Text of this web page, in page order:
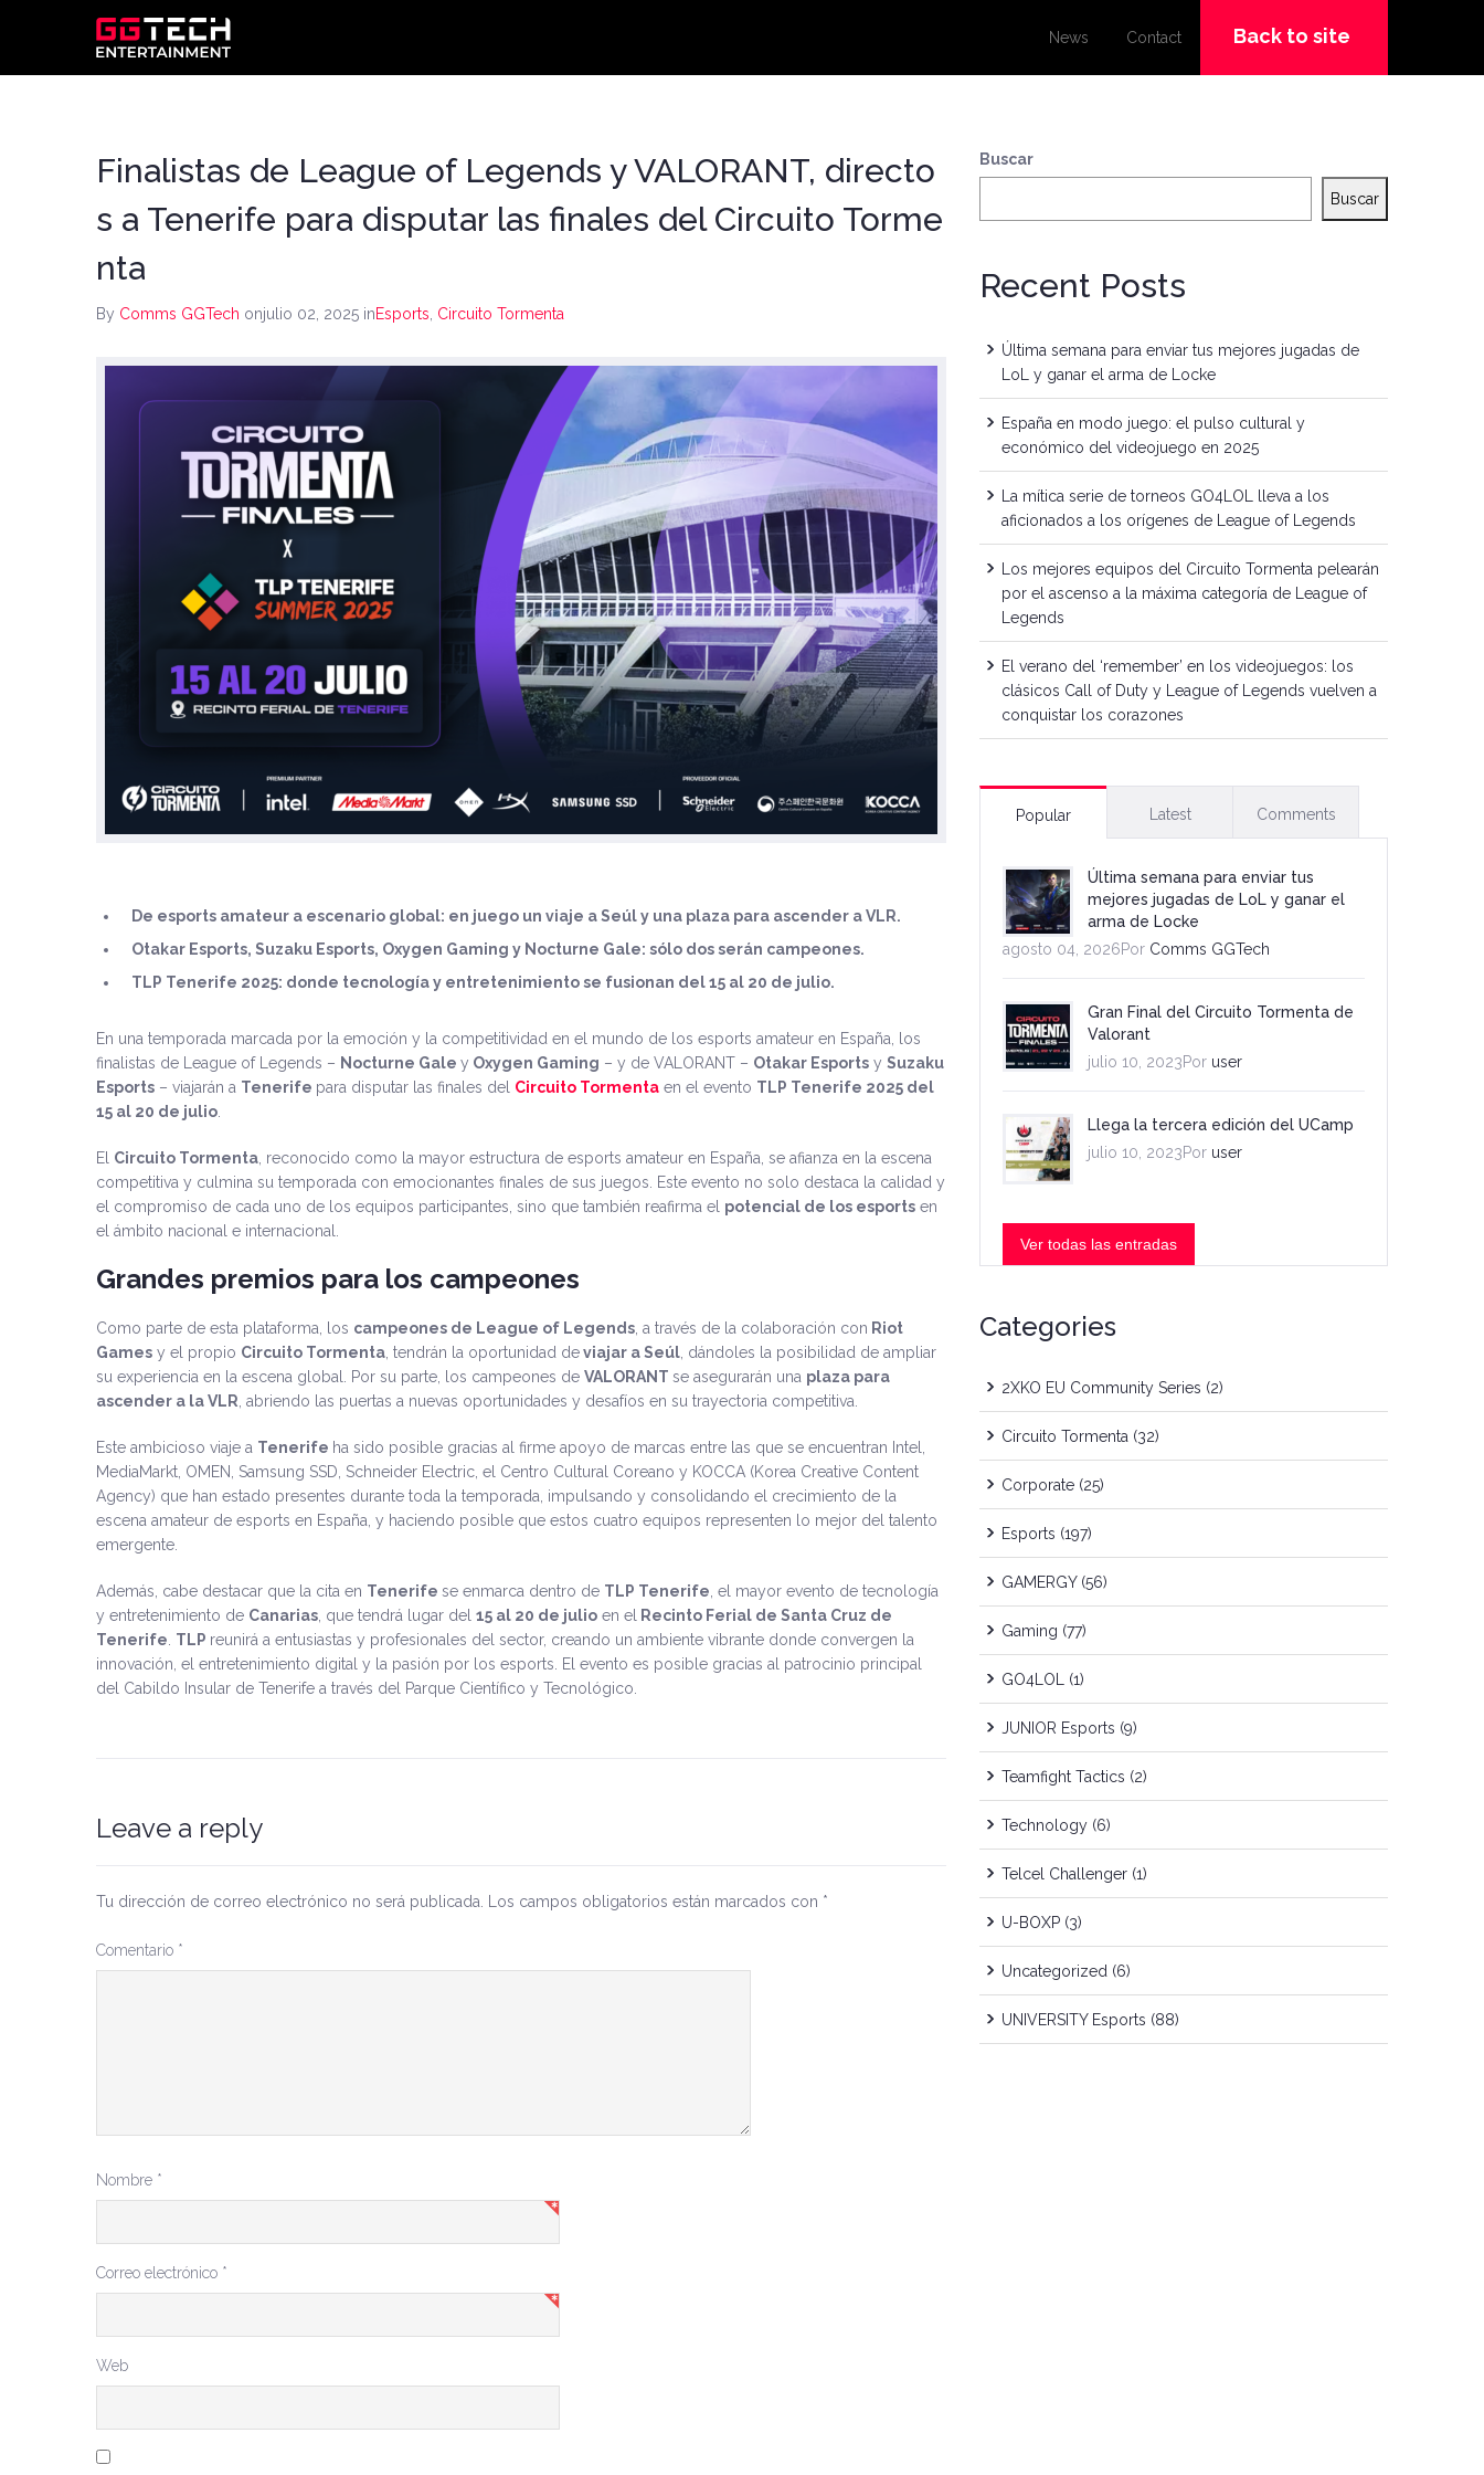
Back to site
News Contact
Finalistas de League of Legends y VALORANT, directo
s a Tenerife para disputar las finales del Circuito Torme
nta
By Comms GGTech onjulio 02, 2025 inEsports Circuito Tormenta
De esports amateur a escenario global: en juego un viaje a Seúl y una plaza para ascender a VLR.
Otakar Esports, Suzaku Esports, Oxygen Gaming y Nocturne Gale: sólo dos serán campeones.
TLP Tenerife 2025: donde tecnología y entretenimiento se fusionan del 15 al 20 de julio.
En una temporada marcada por la emoción y la competitividad en el mundo de los esports amateur en España, los
finalistas de League of Legends – Nocturne Gale y Oxygen Gaming – y de VALORANT – Otakar Esports y Suzaku
Esports – viajarán a Tenerife para disputar las finales del Circuito Tormenta en el evento TLP Tenerife 2025 del
15 al 20 de julio
El Circuito Tormenta , reconocido como la mayor estructura de esports amateur en España, se afianza en la escena
competitiva y culmina su temporada con emocionantes finales de sus juegos. Este evento no solo destaca la calidad y
el compromiso de cada uno de los equipos participantes, sino que también reafirma el potencial de los esports en
el ámbito nacional e internacional.
Grandes premios para los campeones
Como parte de esta plataforma, los campeones de League of Legends , a través de la colaboración con Riot
Games y el propio Circuito Tormenta , tendrán la oportunidad deviajar a Seúl , dándoles la posibilidad de ampliar
su experiencia en la escena global. Por su parte, los campeones de VALORANT se asegurarán una plaza para
ascender a la VLR , abriendo las puertas a nuevas oportunidades y desafíos en su trayectoria competitiva.
Este ambicioso viaje a Tenerife ha sido posible gracias al firme apoyo de marcas entre las que se encuentran Intel,
MediaMarkt, OMEN, Samsung SSD, Schneider Electric, el Centro Cultural Coreano y KOCCA (Korea Creative Content
Agency) que han estado presentes durante toda la temporada, impulsando y consolidando el crecimiento de la
escena amateur de esports en España, y haciendo posible que estos cuatro equipos representen lo mejor del talento
emergente.
Además, cabe destacar que la cita en Tenerife se enmarca dentro de TLP Tenerife , el mayor evento de tecnología
y entretenimiento de Canarias , que tendrá lugar del 15 al 20 de julio en el
Recinto Ferial de Santa Cruz de
Tenerife TLP reunirá a entusiastas y profesionales del sector, creando un ambiente vibrante donde convergen la
innovación, el entretenimiento digital y la pasión por los esports. El evento es posible gracias al patrocinio principal
del Cabildo Insular de Tenerife a través del Parque Científico y Tecnológico.
Leave a reply
Tu dirección de correo electrónico no será publicada. Los campos obligatorios están marcados con *
Comentario *
Nombre *
Correo electrónico *
Web
Buscar
Buscar
Recent Posts
Última semana para enviar tus mejores jugadas de
LoL y ganar el arma de Locke
España en modo juego: el pulso cultural y
económico del videojuego en 2025
La mítica serie de torneos GO4LOL lleva a los
aficionados a los orígenes de League of Legends
Los mejores equipos del Circuito Tormenta pelearán
por el ascenso a la máxima categoría de League of
Legends
El verano del ‘remember’ en los videojuegos: los
clásicos Call of Duty y League of Legends vuelven a
conquistar los corazones
Popular Latest Comments
Última semana para enviar tus
mejores jugadas de LoL y ganar el
arma de Locke
agosto 04, 2026Por Comms GGTech
Gran Final del Circuito Tormenta de
Valorant
julio 10, 2023Por user
Llega la tercera edición del UCamp
julio 10, 2023Por user
Ver todas las entradas
Categories
2XKO EU Community Series (2)
Circuito Tormenta (32)
Corporate (25)
Esports (197)
GAMERGY(56)
Gaming (77)
GO4LOL (1)
JUNIOR Esports (9)
Teamfight Tactics (2)
Technology (6)
Telcel Challenger (1)
U-BOXP (3)
Uncategorized (6)
UNIVERSITY Esports (88)